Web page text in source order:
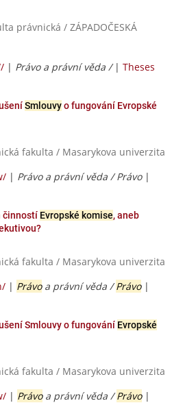
právnická / ZÁPADOČESKÁ
| Právo a právní věda / | Theses
Smlouvyo fungování Evropské
fakulta / Masarykova univerzita
| Právo a právní věda / Právo|
činností Evropské komise, aneb
fakulta / Masarykova univerzita
| Právoa právní věda /Právo|
Smlouvy o fungování Evropské
fakulta / Masarykova univerzita
| Právoa právní věda /Právo|